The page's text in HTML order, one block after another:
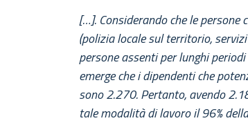
[…]. Considerando che le
(polizia locale sul territorio,
persone assenti per lunghi
emerge che i dipendenti che
sono 2.270. Pertanto, avendo
tale modalità di lavoro il 96%